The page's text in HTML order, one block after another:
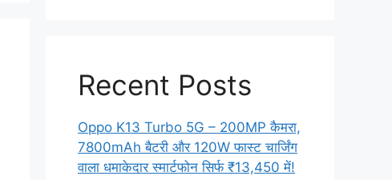
Recent Posts
Oppo K13 Turbo 5G – 200MP कैमरा,
7800mAh बैटरी और 120W फास्ट चार्जिंग
वाला धमाकेदार स्मार्टफोन सिर्फ ₹13,450 में!